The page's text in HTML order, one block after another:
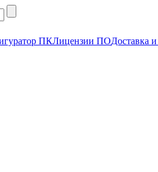
ПКЛицензии ПОДоставка